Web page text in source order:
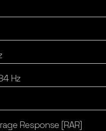
Hz
Response [RAR]